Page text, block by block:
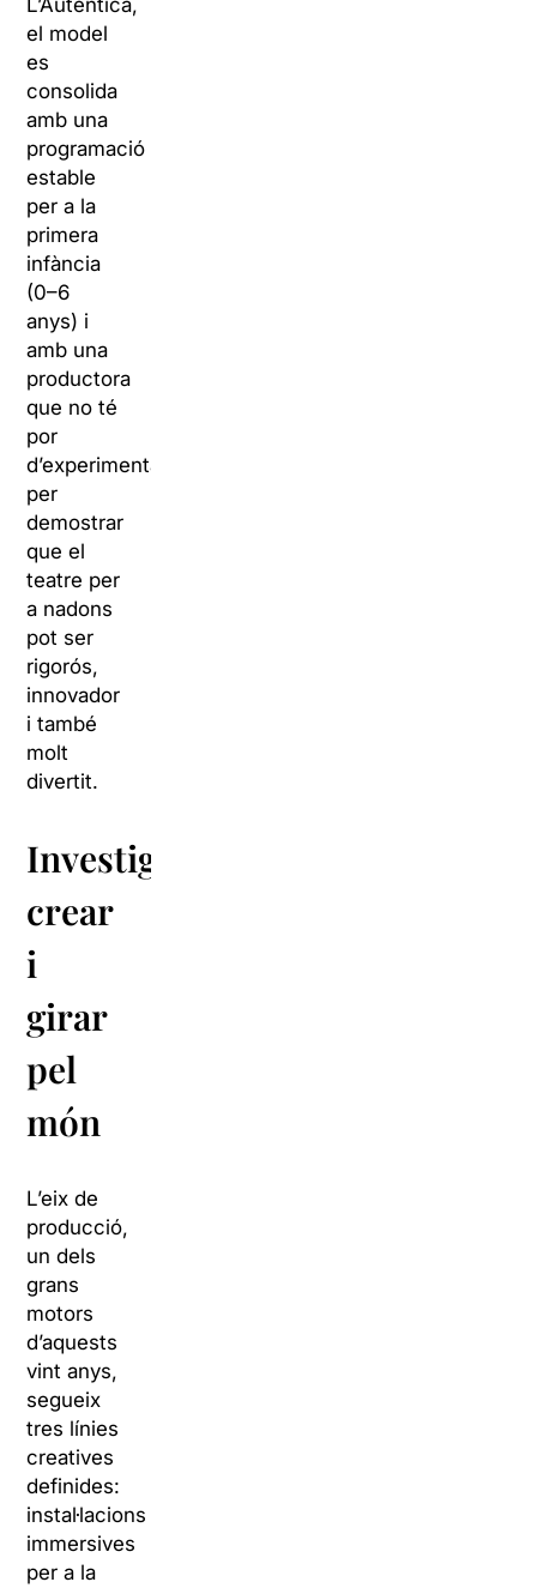
L’Autèntica,
el model
es
consolida
amb una
programació
estable
per a la
primera
infància
(0–6
anys) i
amb una
productora
que no té
por
d’experimentar
per
demostrar
que el
teatre per
a nadons
pot ser
rigorós,
innovador
i també
molt
divertit.
Investigar,
crear
i
girar
pel
món
L’eix de
producció,
un dels
grans
motors
d’aquests
vint anys,
segueix
tres línies
creatives
definides:
instal·lacions
immersives
per a la